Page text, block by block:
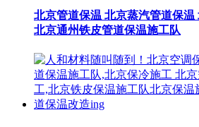
北京管道保温 北京蒸汽管道保温
北京通州铁皮管道保温施工队